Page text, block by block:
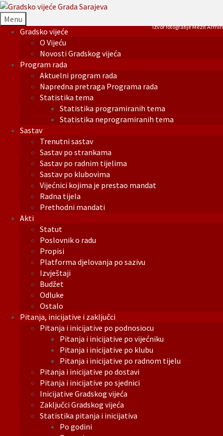
Menu
Gradsko vijeće
O Vijeću
Novosti Gradskog vijeća
Program rada
Aktuelni program rada
Napredna pretraga Programa rada
Statistika tema
Statistika programiranih tema
Statistika neprogramiranih tema
Sastav
Trenutni sastav
Sastav po strankama
Sastav po radnim tijelima
Sastav po klubovima
Vijećnici kojima je prestao mandat
Radna tijela
Prethodni mandati
Akti
Statut
Poslovnik o radu
Propisi
Platforma djelovanja po sazivu
Izvještaji
Budžet
Odluke
Ostalo
Pitanja, inicijative i zaključci
Pitanja i inicijative po podnosiocu
Pitanja i inicijative po vijećniku
Pitanja i inicijative po klubu
Pitanja i inicijative po radnom tijelu
Pitanja i inicijative po dostavi
Pitanja i inicijative po sjednici
Inicijative Gradskog vijeća
Zaključci Gradskog vijeća
Statistika pitanja i inicijativa
Po godini
Izvor fotografije Mezit Armin